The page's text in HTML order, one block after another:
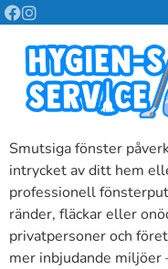
Smutsiga fönster
intrycket av ditt hem
professionell
ränder, fläckar eller
privatpersoner och
mer inbjudande miljöer